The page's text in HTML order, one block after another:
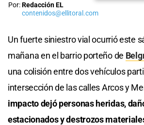
Por:Redacción EL
contenidos@ellitoral.com
Un fuerte siniestro vial ocurrió este
mañana en el barrio porteño de
una colisión entre dos vehículos
intersección de las calles Arcos y
impacto dejó personas heridas,
estacionados y destrozos